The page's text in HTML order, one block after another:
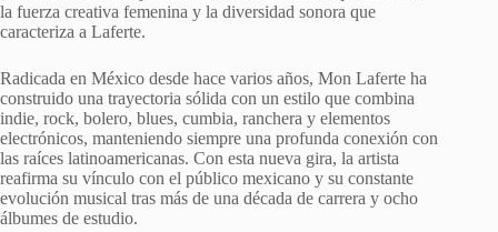
la fuerza creativa femenina y la diversidad sonora que
caracteriza a Laferte.
Radicada en México desde hace varios años, Mon Laferte ha
construido una trayectoria sólida con un estilo que combina
indie, rock, bolero, blues, cumbia, ranchera y elementos
electrónicos, manteniendo siempre una profunda conexión con
las raíces latinoamericanas. Con esta nueva gira, la artista
reafirma su vínculo con el público mexicano y su constante
evolución musical tras más de una década de carrera y ocho
álbumes de estudio.